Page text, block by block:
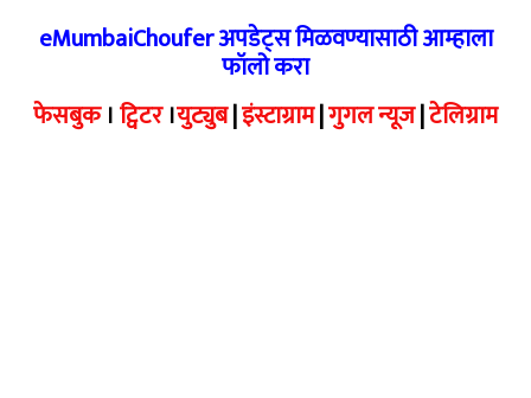
eMumbaiChoufer अपडेट्स मिळवण्यासाठी आम्हाला
फॉलो करा
फेसबुक।ट्विटर।युट्युब|इंस्टाग्राम|गुगल न्यूज|टेलिग्राम